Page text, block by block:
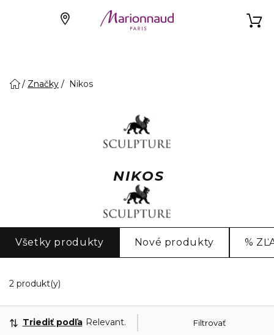
Značky Nikos
NIKOS
Všetky produkty Nové produkty %
2 produkt(y)
Filtrovať
Triediť podľa Relevantnosť